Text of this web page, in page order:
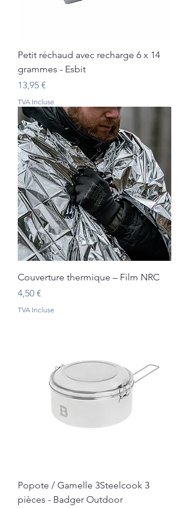
Petit réchaud avec recharge 6 x 14
grammes - Esbit
Prix
13,95 €
TVA Incluse
Couverture thermique – Film NRC
Prix
4,50 €
TVA Incluse
Popote / Gamelle 3Steelcook 3
pièces - Badger Outdoor